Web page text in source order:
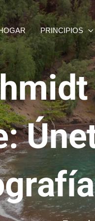
PRINCIPIOS